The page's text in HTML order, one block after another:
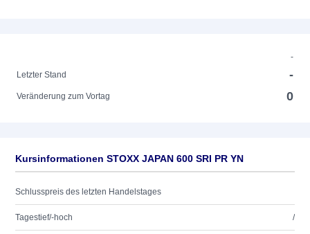
-
Letzter Stand
-
Veränderung zum Vortag 0
Kursinformationen STOXX JAPAN 600 SRI PR YN
Schlusspreis des letzten Handelstages
Tagestief/-hoch /